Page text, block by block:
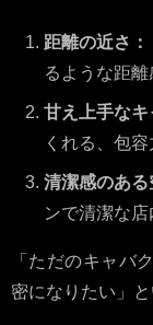
距離の近さ：
るような距離
甘え上手なキ
くれる、包容
清潔感のある
ンで清潔な店
「ただのキャバ
密になりたい」